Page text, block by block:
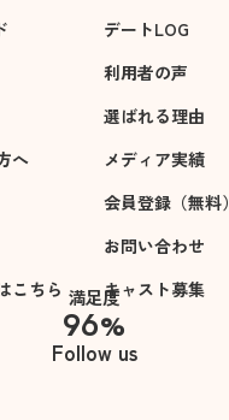
デートLOG
利用者の声
選ばれる理由
へ
メディア実績
会員登録（無料）
お問い合わせ
こちら
キャスト募集
満足度
96%
Follow us